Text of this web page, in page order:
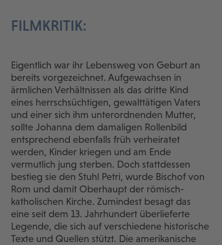
FILMKRITIK:
Eigentlich war ihr Lebensweg von Geburt an
bereits vorgezeichnet. Aufgewachsen in
ärmlichen Verhältnissen als das dritte Kind
eines herrschsüchtigen, gewalttätigen Vaters
und einer sich ihm unterordnenden Mutter,
sollte Johanna dem damaligen Rollenbild
entsprechend ebenfalls früh verheiratet
werden, Kinder kriegen und am Ende
vermutlich jung sterben. Doch stattdessen
bestieg sie den Stuhl Petri, wurde Bischof von
Rom und damit Oberhaupt der römisch-
katholischen Kirche. Zumindest besagt das
eine seit dem 13. Jahrhundert überlieferte
Legende, die sich auf verschiedene historische
Texte und Quellen stützt. Die amerikanische